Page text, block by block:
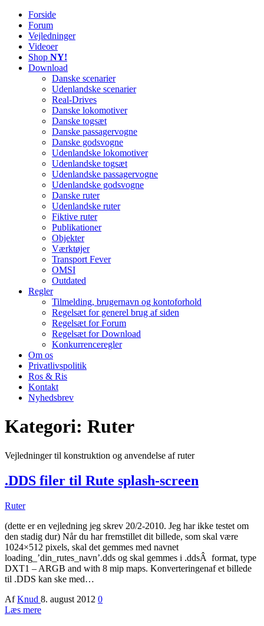
Railworks Danmark
Det danske site om Train Simulator Classic
Forside
Forum
Vejledninger
Videoer
Shop NY!
Download
Danske scenarier
Udenlandske scenarier
Real-Drives
Danske lokomotiver
Danske togsæt
Danske passagervogne
Danske godsvogne
Udenlandske lokomotiver
Udenlandske togsæt
Udenlandske passagervogne
Udenlandske godsvogne
Danske ruter
Udenlandske ruter
Fiktive ruter
Publikationer
Objekter
Værktøjer
Transport Fever
OMSI
Outdated
Regler
Tilmelding, brugernavn og kontoforhold
Regelsæt for generel brug af siden
Regelsæt for Forum
Regelsæt for Download
Konkurrenceregler
Om os
Privatlivspolitik
Ros & Ris
Kontakt
Nyhedsbrev
Kategori: Ruter
Vejledninger til konstruktion og anvendelse af ruter
.DDS filer til Rute splash-screen
Ruter
(dette er en vejledning jeg skrev 20/2-2010. Jeg har ikke testet om
den stadig dur) Når du har fremstillet dit billede, som skal være
1024×512 pixels, skal det gemmes med navnet
loading_’din_rutes_navn’.dds og skal gemmes i .ddsÂ format, type
DXT1 – ARGB and with 8 mip maps. Konverteringenaf et billede
til .DDS kan ske med…
Af Knud 8. august 2012 0
Læs mere